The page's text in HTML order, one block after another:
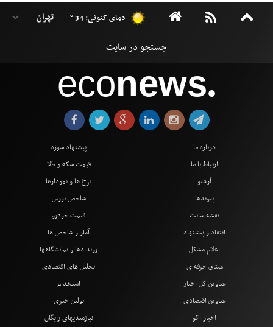
دمای کنونی: 34 °
econews●
درباره ما
ارتباط با ما
آرشیو
پیوندها
نقشه سایت
انتقاد و پیشنهاد
اعلام مشکل
میثاق حرفه‌ای
پیشنهاد سوژه
قیمت سکه و طلا
نرخ ها و نمودارها
شاخص بورس
قیمت خودرو
آمار و شاخص ها
رویدادها و نمایشگاهها
تحلیل های اقتصادی
عناوین کل اخبار
عناوین اقتصادی
اخبار اکو
استخدام
بولتن خبری
نیازمندیهای رایگان